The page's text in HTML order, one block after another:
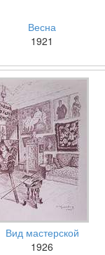
Весна
1921
Вид мастерской
1926